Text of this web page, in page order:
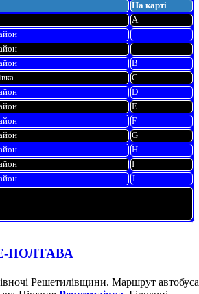
На карті
A
B
C
D
E
F
G
H
I
J
ПОЛТАВА
Решетилівщини. Маршрут автобуса